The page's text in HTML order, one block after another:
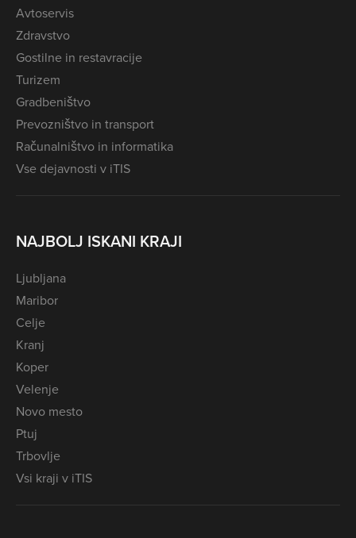
Avtoservis
Zdravstvo
Gostilne in restavracije
Turizem
Gradbeništvo
Prevozništvo in transport
Računalništvo in informatika
Vse dejavnosti v iTIS
NAJBOLJ ISKANI KRAJI
Ljubljana
Maribor
Celje
Kranj
Koper
Velenje
Novo mesto
Ptuj
Trbovlje
Vsi kraji v iTIS